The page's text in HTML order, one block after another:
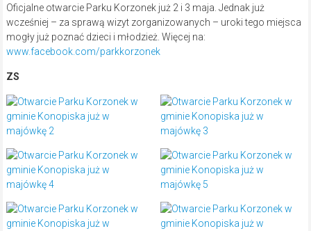
Oficjalne otwarcie Parku Korzonek już 2 i 3 maja. Jednak już
wcześniej – za sprawą wizyt zorganizowanych – uroki tego miejsca
mogły już poznać dzieci i młodzież. Więcej na:
www.facebook.com/parkkorzonek
ZS